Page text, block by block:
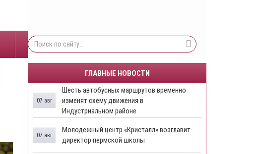
ГЛАВНЫЕ НОВОСТИ
Шесть автобусных маршрутов временно
изменят схему движения в
Индустриальном районе
07 авг
Молодежный центр «Кристалл» возглавит
директор пермской школы
07 авг